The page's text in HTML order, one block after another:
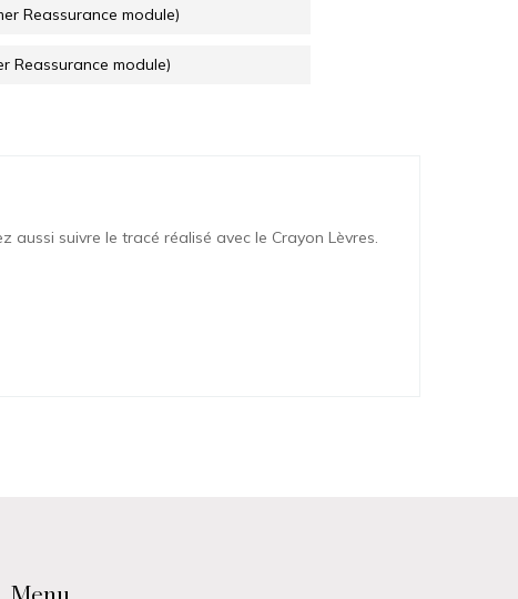
Reassurance module)
Reassurance module)
suivre le tracé réalisé avec le Crayon Lèvres.